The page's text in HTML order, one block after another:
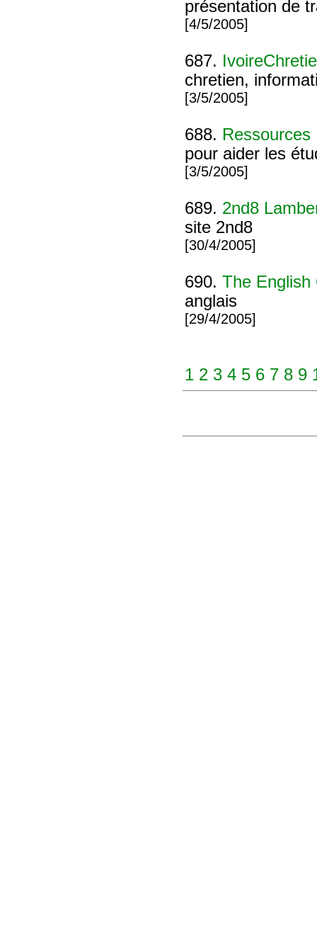
présentation de
[4/5/2005]
687.
chretien,
[3/5/2005]
688. Ressources
pour aider les
[3/5/2005]
689. 2nd8
site 2nd8
[30/4/2005]
690. The English
anglais
[29/4/2005]
1 2 3 4 5 6 7 8 9